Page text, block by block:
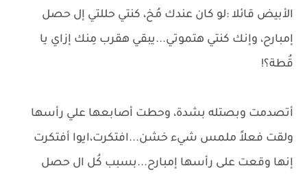
الأبيض قائلا :لو كان عندك مُخ، كنتي حللتي إل حصل
إمبارح، وإنك كنتي هتموتي...يبقي هقرب مِنك إزاي يا
قُطة؟!
أتصدمت وبصتله بشدة، وحطت أصابعها علي رأسها
ولقت فعلاً ملمس شيء خشن...افتكرت،ايوا أفتكرت
إنها وقعت على رأسها إمبارح...بسبب كُل ال حصل